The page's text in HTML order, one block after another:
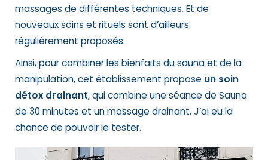
massages de différentes techniques. Et de
nouveaux soins et rituels sont d’ailleurs
régulièrement proposés.
Ainsi, pour combiner les bienfaits du sauna et de la
manipulation, cet établissement propose un soin
détox drainant, qui combine une séance de Sauna
de 30 minutes et un massage drainant. J’ai eu la
chance de pouvoir le tester.